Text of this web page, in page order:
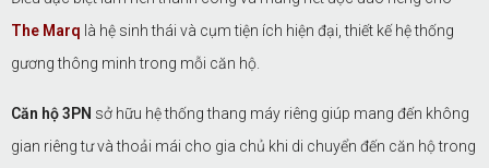
The Marq là hệ sinh thái và cụm tiện ích hiện đại, thiết kế hệ thống
gương thông minh trong mỗi căn hộ.
Căn hộ 3PN sở hữu hệ thống thang máy riêng giúp mang đến không
gian riêng tư và thoải mái cho gia chủ khi di chuyển đến căn hộ trong